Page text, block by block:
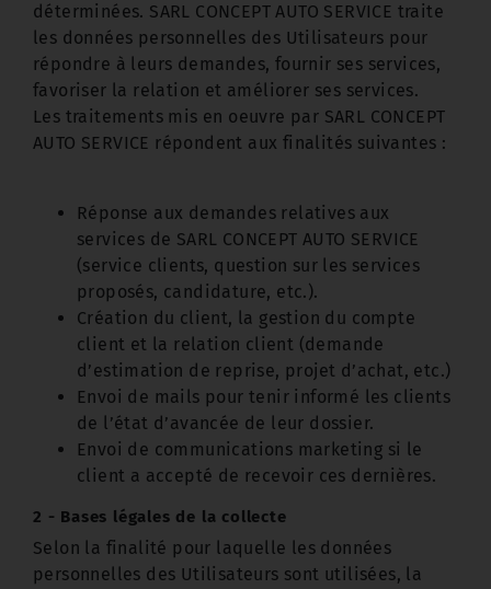
déterminées. SARL CONCEPT AUTO SERVICE traite
les données personnelles des Utilisateurs pour
répondre à leurs demandes, fournir ses services,
favoriser la relation et améliorer ses services.
Les traitements mis en oeuvre par SARL CONCEPT
AUTO SERVICE répondent aux finalités suivantes :
Réponse aux demandes relatives aux
services de SARL CONCEPT AUTO SERVICE
(service clients, question sur les services
proposés, candidature, etc.).
Création du client, la gestion du compte
client et la relation client (demande
d’estimation de reprise, projet d’achat, etc.)
Envoi de mails pour tenir informé les clients
de l’état d’avancée de leur dossier.
Envoi de communications marketing si le
client a accepté de recevoir ces dernières.
2 - Bases légales de la collecte
Selon la finalité pour laquelle les données
personnelles des Utilisateurs sont utilisées, la